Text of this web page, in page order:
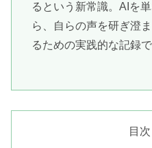
るという新常識。AIを
ら、自らの声を研ぎ澄
るための実践的な記録で
目次